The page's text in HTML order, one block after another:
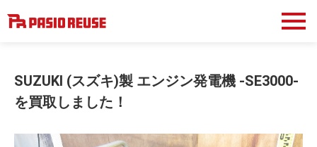
SUZUKI (スズキ)製 エンジン発電機 -SE3000-
を買取しました！